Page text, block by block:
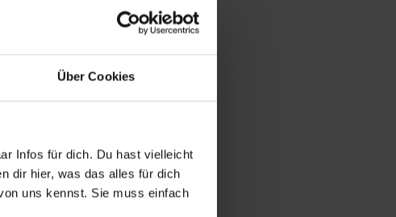
Über Cookies
Infos für dich. Du hast vielleicht
dir hier, was das alles für dich
uns kennst. Sie muss einfach